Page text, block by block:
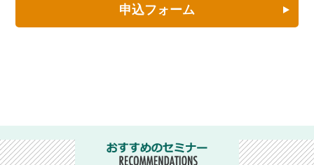
申込フォーム